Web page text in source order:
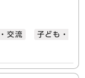
交流 子ども・